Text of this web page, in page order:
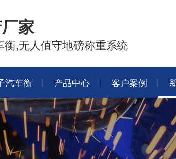
家
,无人值守地磅称重系统
汽车衡 产品中心 客户案例